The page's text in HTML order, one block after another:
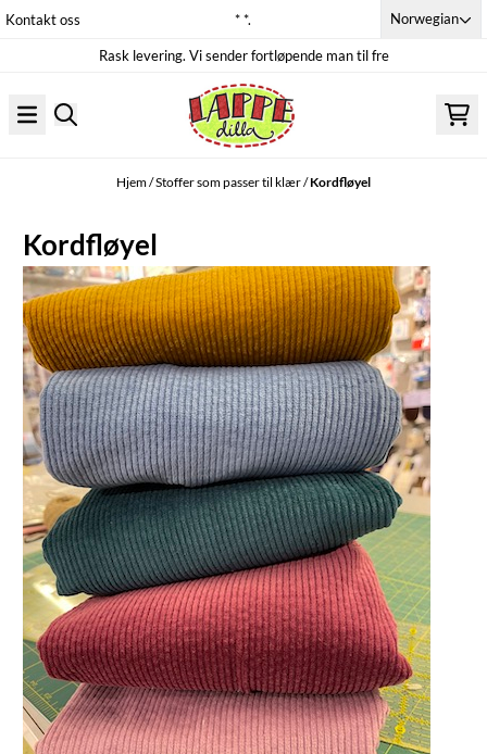
Hopp til innhold
Kontakt oss * *. Norwegian
Rask levering. Vi sender fortløpende man til fre
Hjem/Stoffer som passer til klær/Kordfløyel
Kordfløyel